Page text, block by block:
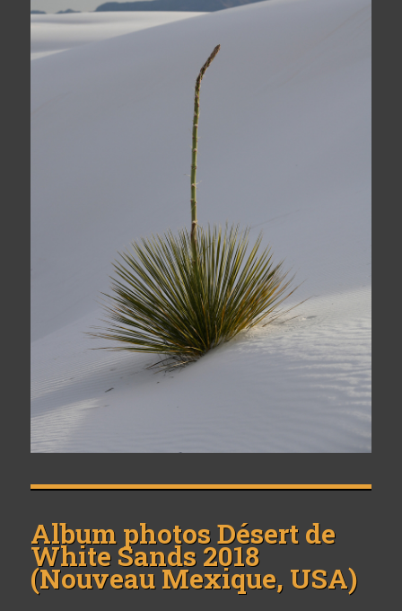
Album photosDésert de
White Sands 2018
(Nouveau Mexique, USA)